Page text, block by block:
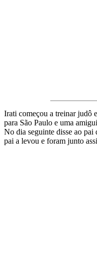
Irati começou a treinar judô
para São Paulo e uma
No dia seguinte disse ao pai
pai a levou e foram junto